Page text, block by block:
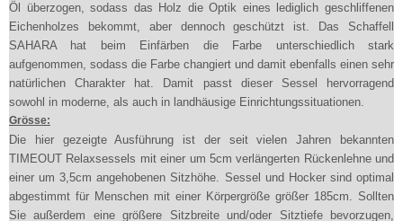
Öl überzogen, sodass das Holz die Optik eines lediglich geschliffenen
Eichenholzes bekommt, aber dennoch geschützt ist. Das Schaffell
SAHARA hat beim Einfärben die Farbe unterschiedlich stark
aufgenommen, sodass die Farbe changiert und damit ebenfalls einen sehr
natürlichen Charakter hat. Damit passt dieser Sessel hervorragend
sowohl in moderne, als auch in landhäusige Einrichtungssituationen.
Grösse:
Die hier gezeigte Ausführung ist der seit vielen Jahren bekannten
TIMEOUT Relaxsessels mit einer um 5cm verlängerten Rückenlehne und
einer um 3,5cm angehobenen Sitzhöhe. Sessel und Hocker sind optimal
abgestimmt für Menschen mit einer Körpergröße größer 185cm. Sollten
Sie außerdem eine größere Sitzbreite und/oder Sitztiefe bevorzugen,